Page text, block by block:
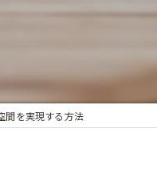
間を実現する方法